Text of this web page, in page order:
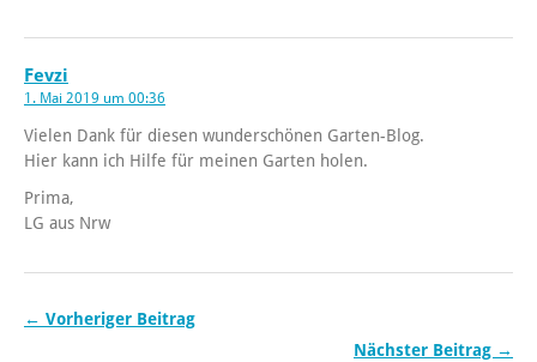
Fevzi
1. Mai 2019 um 00:36
Vielen Dank für diesen wunderschönen Garten-Blog.
Hier kann ich Hilfe für meinen Garten holen.
Prima,
LG aus Nrw
← Vorheriger Beitrag
Nächster Beitrag →